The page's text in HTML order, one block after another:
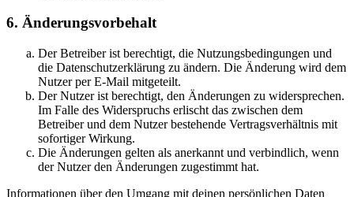
6. Änderungsvorbehalt
Der Betreiber ist berechtigt, die Nutzungsbedingungen und
die Datenschutzerklärung zu ändern. Die Änderung wird dem
Nutzer per E-Mail mitgeteilt.
Der Nutzer ist berechtigt, den Änderungen zu widersprechen.
Im Falle des Widerspruchs erlischt das zwischen dem
Betreiber und dem Nutzer bestehende Vertragsverhältnis mit
sofortiger Wirkung.
Die Änderungen gelten als anerkannt und verbindlich, wenn
der Nutzer den Änderungen zugestimmt hat.
Informationen über den Umgang mit deinen persönlichen Daten